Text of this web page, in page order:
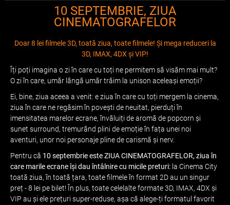
10 SEPTEMBRIE, ZIUA
CINEMATOGRAFELOR
Doar 8 lei filmele 3D, toată ziua, toate filmele! Și mega reduceri la
3D, IMAX, 4DX și VIP!
Îți poți imagina o zi în care cu toți ne permitem să visăm mai mult?
O zi în care, umăr lângă umăr trăim la unison aceleași emoții?
Ei, bine, ziua aceea a venit: e ziua în care cu toți mergem la cinema,
ziua în care ne regăsim în povești de neuitat, pierduți în
imensitatea marelor ecrane, învăluiți de aromă de popcorn și
sunet surround, tremurând plini de emoție în fața unei noi
aventuri, unor noi personaje pline de carismă și nerv.
Pentru că 10 septembrie este ZIUA CINEMATOGRAFELOR, ziua în
care marile ecrane își dau întâlnire cu micile preturi: la Cinema City
toată ziua, în toată țara, toate filmele în format 2D au un singur
preț - 8 lei pe bilet! În plus, toate celelalte formate 3D, IMAX, 4DX și
VIP au și ele prețuri super-reduse, așa că alege-ți formatul favorit